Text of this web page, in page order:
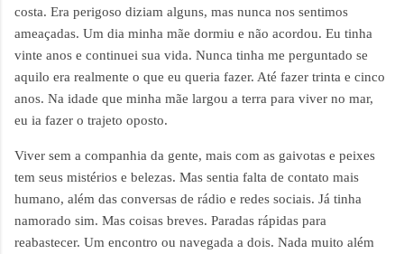
costa. Era perigoso diziam alguns, mas nunca nos sentimos
ameaçadas. Um dia minha mãe dormiu e não acordou. Eu tinha
vinte anos e continuei sua vida. Nunca tinha me perguntado se
aquilo era realmente o que eu queria fazer. Até fazer trinta e cinco
anos. Na idade que minha mãe largou a terra para viver no mar,
eu ia fazer o trajeto oposto.
Viver sem a companhia da gente, mais com as gaivotas e peixes
tem seus mistérios e belezas. Mas sentia falta de contato mais
humano, além das conversas de rádio e redes sociais. Já tinha
namorado sim. Mas coisas breves. Paradas rápidas para
reabastecer. Um encontro ou navegada a dois. Nada muito além